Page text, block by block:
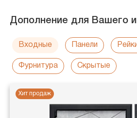
Дополнение для Вашего
Входные Панели
Фурнитура Скрытые
Хит продаж